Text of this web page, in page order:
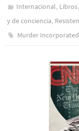
Internacional, Libros,
y de conciencia,
Murder Incorporated